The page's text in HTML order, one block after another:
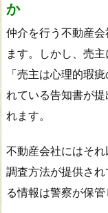
か
仲介を行う不動産
ます。しかし、売
「売主は心理的瑕
れている告知書が
れます。
不動産会社にはそ
調査方法が提供さ
る情報は警察が保管